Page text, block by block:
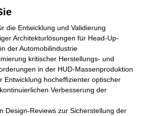
die Entwicklung und Validierung
Architekturlösungen für Head-Up-
der Automobilindustrie
kritischer Herstellungs- und
in der HUD-Massenproduktion
Entwicklung hocheffizienter optischer
Verbesserung der
Design-Reviews zur Sicherstellung der